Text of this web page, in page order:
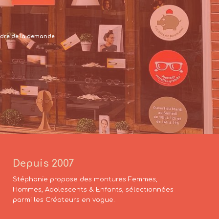
de la demande
Depuis 2007
Stéphanie propose des montures Femmes,
Hommes, Adolescents & Enfants, sélectionnées
parmi les Créateurs en vogue.